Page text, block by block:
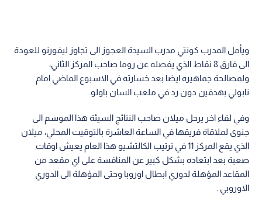
ويأمل المدرب كونتي مدرب السيدة العجوز الى تجاوز ليفورنو للعودة
الى فارق 8 نقاط الذي يفصله عن روما صاحب المركز الثاني،
ولمصالحة جماهيره ايضا بعد خسارته في الاسبوع الماضي امام
نابولي بهدفين دون رد في ملعب السان باولو .
وفي لقاء اخر يرحل ميلان صاحب النتائج السيئة هذا الموسم الى
جنوى لملاقاة فريقها في الساعة العاشرة بالتوقيت المحلي، ميلان
الذي يقع المركز 11 في ترتيب الكالتشيو هذا العام يعيش اوقات
صعبة بعد ابتعاده بشكل كبير عن المنافسة على اي مقعد من
المقاعد المؤهلة لدوري ابطال اوروبا وحتى المؤهلة الى الدوري
الاوروبي .